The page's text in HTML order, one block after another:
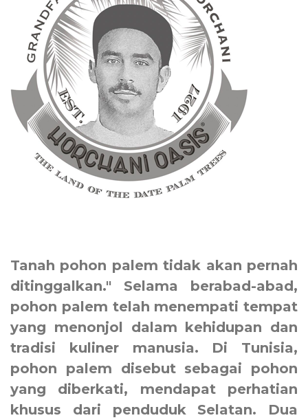
Tanah pohon palem tidak akan pernah
ditinggalkan." Selama berabad-abad,
pohon palem telah menempati tempat
yang menonjol dalam kehidupan dan
tradisi kuliner manusia. Di Tunisia,
pohon palem disebut sebagai pohon
yang diberkati, mendapat perhatian
khusus dari penduduk Selatan. Dua